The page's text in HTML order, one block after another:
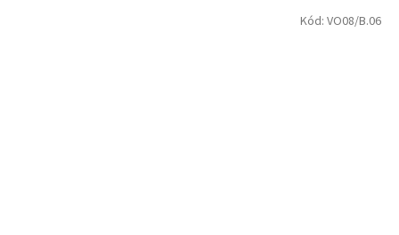
Kód: VO08/B.06